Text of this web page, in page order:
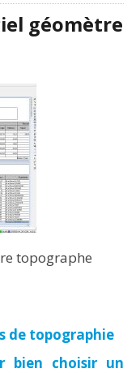
géomètre
topographe
de topographie
bien choisir un